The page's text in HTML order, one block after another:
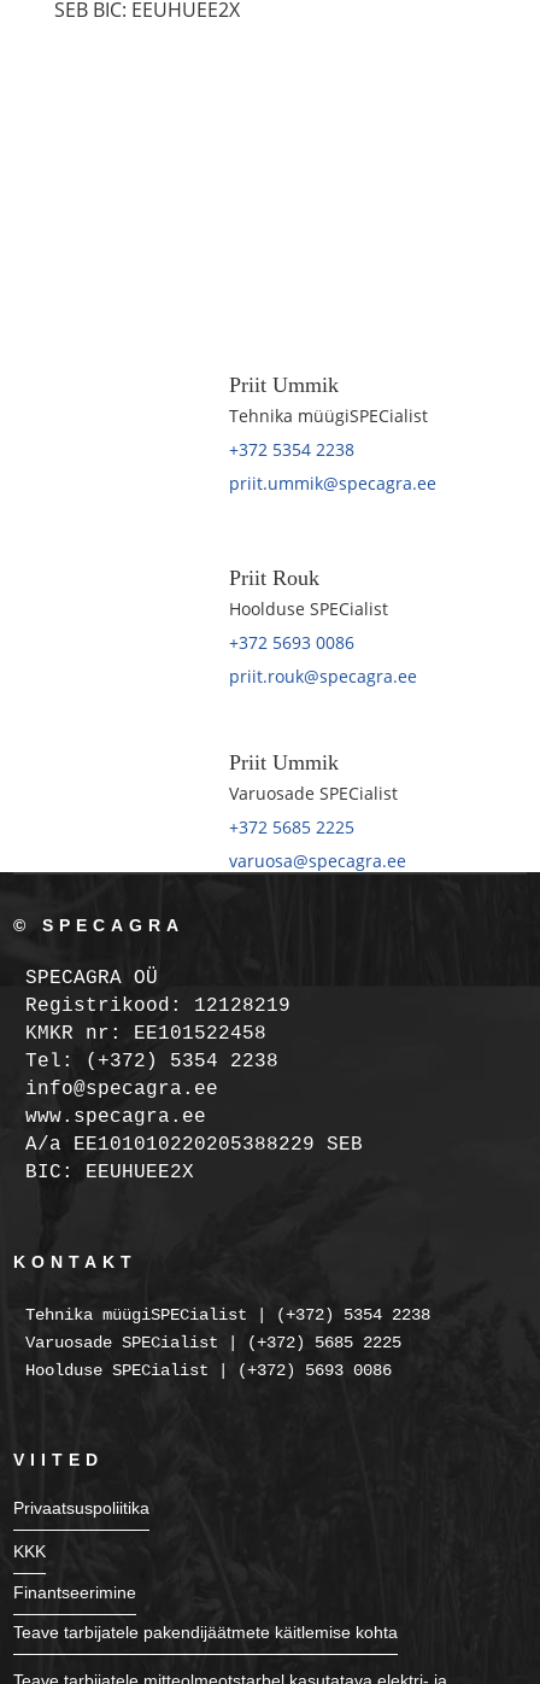
SEB BIC: EEUHUEE2X
Priit Ummik
Tehnika müügiSPECialist
+372 5354 2238
priit.ummik@specagra.ee
Priit Rouk
Hoolduse SPECialist
+372 5693 0086
priit.rouk@specagra.ee
Priit Ummik
Varuosade SPECialist
+372 5685 2225
varuosa@specagra.ee
© SPECAGRA
SPECAGRA OÜ
Registrikood: 12128219
KMKR nr: EE101522458
Tel: (+372) 5354 2238
info@specagra.ee
www.specagra.ee
A/a EE101010220205388229 SEB
BIC: EEUHUEE2X
KONTAKT
Tehnika müügiSPECialist | (+372) 5354 2238
Varuosade SPECialist | (+372) 5685 2225
Hoolduse SPECialist | (+372) 5693 0086
VIITED
Privaatsuspoliitika
KKK
Finantseerimine
Teave tarbijatele pakendijäätmete käitlemise kohta